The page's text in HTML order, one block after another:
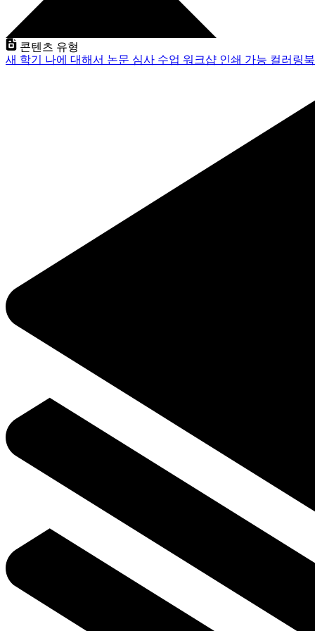
콘텐츠 유형
새 학기 나에 대해서 논문 심사 수업 워크샵 인쇄 가능 컬러링북